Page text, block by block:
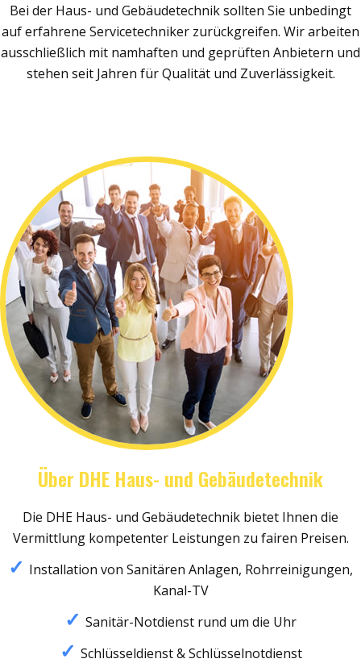
Bei der Haus- und Gebäudetechnik sollten Sie unbedingt
auf erfahrene Servicetechniker zurückgreifen. Wir arbeiten
ausschließlich mit namhaften und geprüften Anbietern und
stehen seit Jahren für Qualität und Zuverlässigkeit.
Über DHE Haus- und Gebäudetechnik
Die DHE Haus- und Gebäudetechnik bietet Ihnen die
Vermittlung kompetenter Leistungen zu fairen Preisen.
Installation von Sanitären Anlagen, Rohrreinigungen,
Kanal-TV
Sanitär-Notdienst rund um die Uhr
Schlüsseldienst & Schlüsselnotdienst